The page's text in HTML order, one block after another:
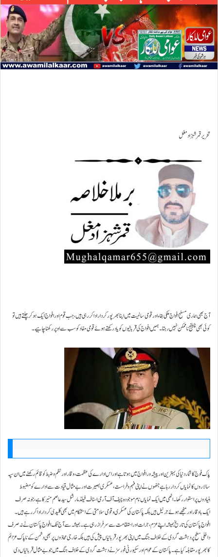
تحریر قمرشہزاد مغل
آج بھی ہماری مسلح افواج ملکی بقاء اور قومی سالمیت میں اپنا بھرپور کردار ادا کر رہی ہیں،جب قوم اور افواج ایک ہو کر چلتے ہیں تو
کوئی بھی چیلنج ناممکن نہیں رہتا۔ ہمیں افواج کی قربانیوں کو یاد رکھتے ہوئے قومی مفاد کو سب سے اوپر رکھنا چاہیے۔
پاک فوج کا شمار دنیا کی بہترین اور پیشہ ور افواج میں ہوتا ہے اور اس ادارے کی عظمت، وقار اور نظم و ضبط کو قائم رکھنے میں ان سپہ
سالاروں کا نمایاں کردار رہا ہے جنھوں نے اپنی فہم و فراست، عسکری بصیرت اور بے مثال قیادت سے ادارے کو مضبوط
بنیادوں پر استوار رکھا۔ انھی میں ایک نمایاں نام موجودہ چیف آف آرمی اسٹاف فیلڈ مارشل سید عاصم منیر کا ہے، جو نہ صرف
ایک باوقار اور منجھے ہوئے جرنیل ہیں بلکہ پاکستان کی عسکری و قومی سلامتی کے استحکام میں بھی کلیدی کردار ادا کر رہے ہیں۔
افواج پاکستان کی تاریخ ہمیشہ اپنے عزم، جرات اور استقامت سے سرفراز رہی ہے۔ ہمیشہ سے آج تک افواج پاکستان نے نہ صرف
داخلی سطح پر دہشت گردی کے خلاف جنگ میں اپنی بھرپور قربانیاں پیش کی ہیں بلکہ خارجی محاذوں پر بھی دشمن کے ناپاک عزائم
کا بھرپور مقابلہ کیا ہے۔ پاکستان کے عوام اور سکیورٹی فورسز نے دہشت گردی کے خلاف جنگ میں جو بے مثال قربانیاں دی